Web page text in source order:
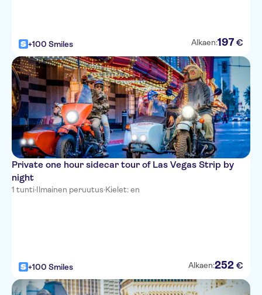
Carriage House
The D (formally the Fitzgerald
Casino & Hotel)
Aztec Inn
Orleans
Meridian Hotel Suites
WorldMark Las Vegas Tropicana
Mirage
Allure
+100 Smiles Alkaen:197 €
Private one hour sidecar tour of Las Vegas Strip by
night
1 tunti·Ilmainen peruutus·Kielet: en
+100 Smiles Alkaen:252 €